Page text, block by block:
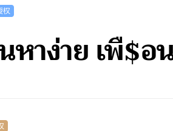
าง่าย เพื$อ